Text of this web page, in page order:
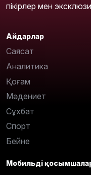
пікірлер мен
Айдарлар
Саясат
Аналитика
Қоғам
Мәдениет
Сұхбат
Спорт
Бейне
Мобильді